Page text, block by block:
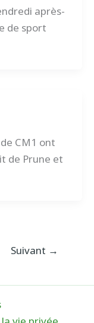
après-
de sport
CM1 ont
de Prune et
Suivant →